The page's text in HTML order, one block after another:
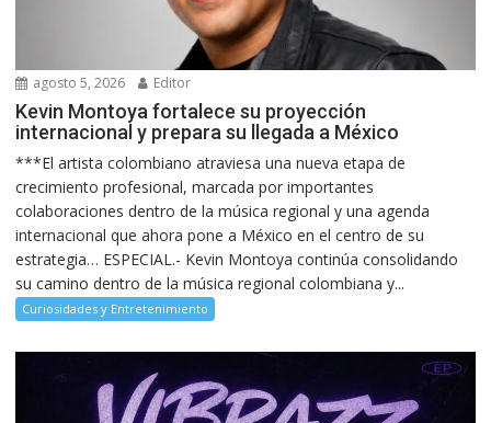
agosto 5, 2026 Editor
Kevin Montoya fortalece su proyección
internacional y prepara su llegada a México
***El artista colombiano atraviesa una nueva etapa de
crecimiento profesional, marcada por importantes
colaboraciones dentro de la música regional y una agenda
internacional que ahora pone a México en el centro de su
estrategia… ESPECIAL.- Kevin Montoya continúa consolidando
su camino dentro de la música regional colombiana y...
Curiosidades y Entretenimiento